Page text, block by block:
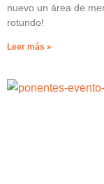
nuevo un área de
rotundo!
Leer más »